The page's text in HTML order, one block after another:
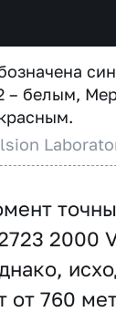
– белым,
2000
от 760